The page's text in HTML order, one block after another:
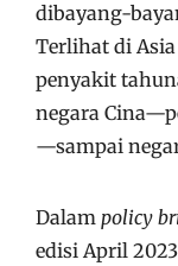
dibayang-
Terlihat di
penyakit
negara
—sampai
Dalam policy
edisi April